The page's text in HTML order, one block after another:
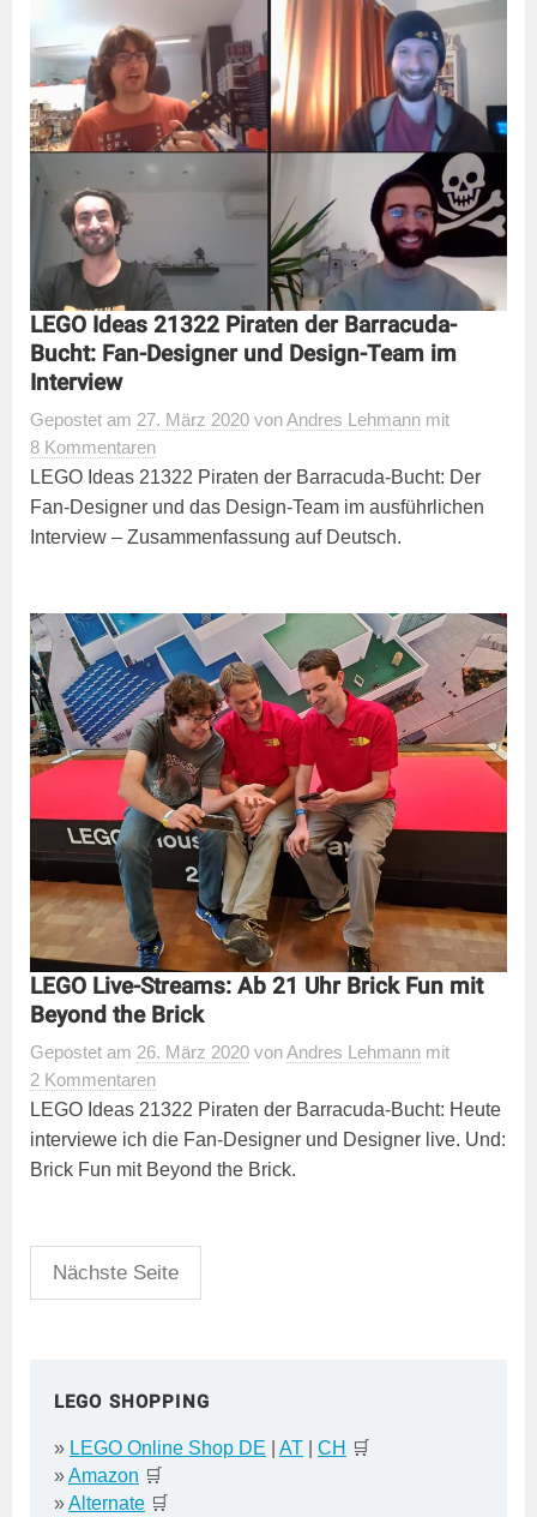
LEGO Ideas 21322 Piraten der Barracuda-
Bucht: Fan-Designer und Design-Team im
Interview
Gepostet am 27. März 2020 vonAndres Lehmann mit
8 Kommentaren
LEGO Ideas 21322 Piraten der Barracuda-Bucht: Der
Fan-Designer und das Design-Team im ausführlichen
Interview – Zusammenfassung auf Deutsch.
LEGO Live-Streams: Ab 21 Uhr Brick Fun mit
Beyond the Brick
Gepostet am 26. März 2020 vonAndres Lehmann mit
2 Kommentaren
LEGO Ideas 21322 Piraten der Barracuda-Bucht: Heute
interviewe ich die Fan-Designer und Designer live. Und:
Brick Fun mit Beyond the Brick.
Seitennummerierung
der
Nächste Seite
LEGO SHOPPING
» LEGO Online Shop DE AT CH 🛒
»Amazon 🛒
»Alternate 🛒